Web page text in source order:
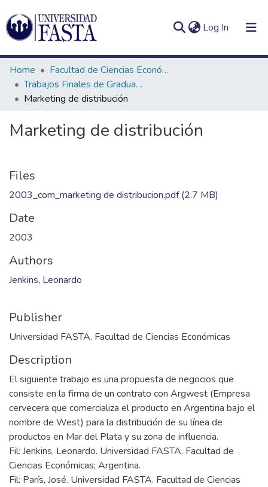
Log In (current)
Communities
&
All of DSpace
In(current)
Home
Facultad de Ciencias Económicas
Trabajos Finales de Graduación de Comercialización
Marketing de distribución
Marketing de distribución
Files
2003_com_marketing de distribucion.pdf(2.7 MB)
Date
2003
Authors
Jenkins, Leonardo
Publisher
Universidad FASTA. Facultad de Ciencias Económicas
Description
El siguiente trabajo es una propuesta de negocios que
consiste en la firma de un contrato con Argwest (Empresa
cervecera que comercializa el producto en Argentina bajo el
nombre de West) para la distribución de su línea de
productos en Mar del Plata y su zona de influencia.
Fil: Jenkins, Leonardo. Universidad FASTA. Facultad de
Ciencias Económicas; Argentina.
Fil: París, José. Universidad FASTA. Facultad de Ciencias